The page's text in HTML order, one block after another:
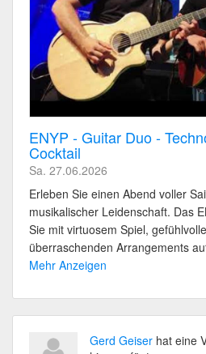
ENYP - Guitar Duo -
Cocktail
Sa. 27.06.2026
Erleben Sie einen Abend voller
musikalischer Leidenschaft. Das
Sie mit virtuosem Spiel,
überraschenden Arrangements
Mehr Anzeigen
Gerd Geiser hat eine